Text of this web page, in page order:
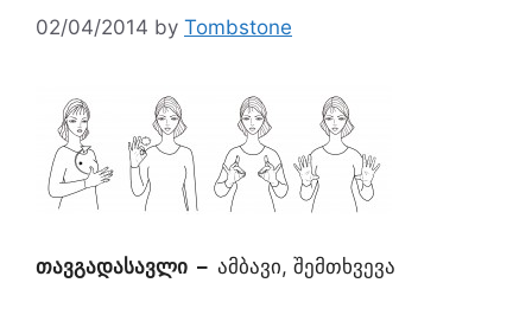
02/04/2014 by Tombstone
თავგადასავლი – ამბავი, შემთხვევა